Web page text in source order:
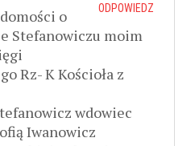
ODPOWIEDZ
o
Stefanowiczu moim
Rz- K Kościoła z
wdowiec
Iwanowicz